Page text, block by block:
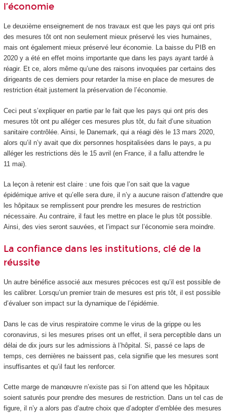
l’économie
Le deuxième enseignement de nos travaux est que les pays qui ont pris
des mesures tôt ont non seulement mieux préservé les vies humaines,
mais ont également mieux préservé leur économie. La baisse du PIB en
2020 y a été en effet moins importante que dans les pays ayant tardé à
réagir. Et ce, alors même qu’une des raisons invoquées par certains des
dirigeants de ces derniers pour retarder la mise en place de mesures de
restriction était justement la préservation de l’économie.
Ceci peut s’expliquer en partie par le fait que les pays qui ont pris des
mesures tôt ont pu alléger ces mesures plus tôt, du fait d’une situation
sanitaire contrôlée. Ainsi, le Danemark, qui a réagi dès le 13 mars 2020,
alors qu’il n’y avait que dix personnes hospitalisées dans le pays, a pu
alléger les restrictions dès le 15 avril (en France, il a fallu attendre le
11 mai).
La leçon à retenir est claire : une fois que l’on sait que la vague
épidémique arrive et qu’elle sera dure, il n’y a aucune raison d’attendre que
les hôpitaux se remplissent pour prendre les mesures de restriction
nécessaire. Au contraire, il faut les mettre en place le plus tôt possible.
Ainsi, des vies seront sauvées, et l’impact sur l’économie sera moindre.
La confiance dans les institutions, clé de la
réussite
Un autre bénéfice associé aux mesures précoces est qu’il est possible de
les calibrer. Lorsqu’un premier train de mesures est pris tôt, il est possible
d’évaluer son impact sur la dynamique de l’épidémie.
Dans le cas de virus respiratoire comme le virus de la grippe ou les
coronavirus, si les mesures prises ont un effet, il sera perceptible dans un
délai de dix jours sur les admissions à l’hôpital. Si, passé ce laps de
temps, ces dernières ne baissent pas, cela signifie que les mesures sont
insuffisantes et qu’il faut les renforcer.
Cette marge de manœuvre n’existe pas si l’on attend que les hôpitaux
soient saturés pour prendre des mesures de restriction. Dans un tel cas de
figure, il n’y a alors pas d’autre choix que d’adopter d’emblée des mesures